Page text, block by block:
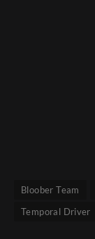
Bloober Team
Temporal Driver